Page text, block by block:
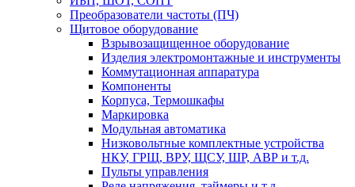
Преобразователи частоты (ПЧ)
Щитовое оборудование
Взрывозащищенное оборудование
Изделия электромонтажные и инструменты
Коммутационная аппаратура
Компоненты
Корпуса, Термошкафы
Маркировка
Модульная автоматика
Низковольтные комплектные устройства
НКУ, ГРЩ, ВРУ, ЩСУ, ШР, АВР и т.д.
Пульты управления